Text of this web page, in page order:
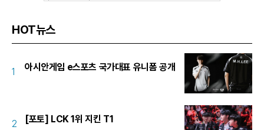
HOT뉴스
1 아시안게임 e스포츠 국가대표 유니폼 공개
2 [포토] LCK 1위 지킨 T1